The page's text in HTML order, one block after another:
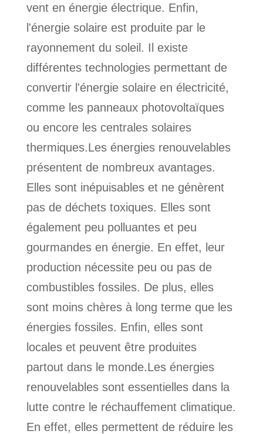
vent en énergie électrique. Enfin,
l'énergie solaire est produite par le
rayonnement du soleil. Il existe
différentes technologies permettant de
convertir l'énergie solaire en électricité,
comme les panneaux photovoltaïques
ou encore les centrales solaires
thermiques.Les énergies renouvelables
présentent de nombreux avantages.
Elles sont inépuisables et ne génèrent
pas de déchets toxiques. Elles sont
également peu polluantes et peu
gourmandes en énergie. En effet, leur
production nécessite peu ou pas de
combustibles fossiles. De plus, elles
sont moins chères à long terme que les
énergies fossiles. Enfin, elles sont
locales et peuvent être produites
partout dans le monde.Les énergies
renouvelables sont essentielles dans la
lutte contre le réchauffement climatique.
En effet, elles permettent de réduire les